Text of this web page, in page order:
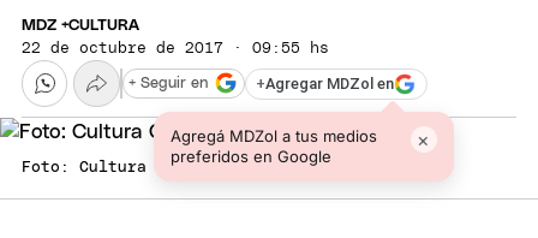
MDZ +CULTURA
22 de octubre de 2017 · 09:55 hs
+Agregar MDZol en
Agregá MDZol a tus medios
preferidos en Google
×
+ Seguir en
Foto: Cultura Colectiva